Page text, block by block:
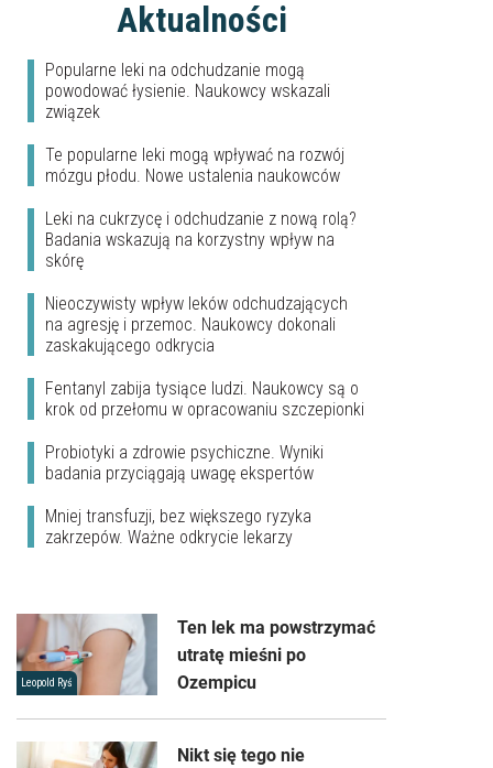
Aktualności
Popularne leki na odchudzanie mogą
powodować łysienie. Naukowcy wskazali
związek
Te popularne leki mogą wpływać na rozwój
mózgu płodu. Nowe ustalenia naukowców
Leki na cukrzycę i odchudzanie z nową rolą?
Badania wskazują na korzystny wpływ na
skórę
Nieoczywisty wpływ leków odchudzających
na agresję i przemoc. Naukowcy dokonali
zaskakującego odkrycia
Fentanyl zabija tysiące ludzi. Naukowcy są o
krok od przełomu w opracowaniu szczepionki
Probiotyki a zdrowie psychiczne. Wyniki
badania przyciągają uwagę ekspertów
Mniej transfuzji, bez większego ryzyka
zakrzepów. Ważne odkrycie lekarzy
Leopold Ryś
Ten lek ma powstrzymać
utratę mieśni po
Ozempicu
Nikt się tego nie